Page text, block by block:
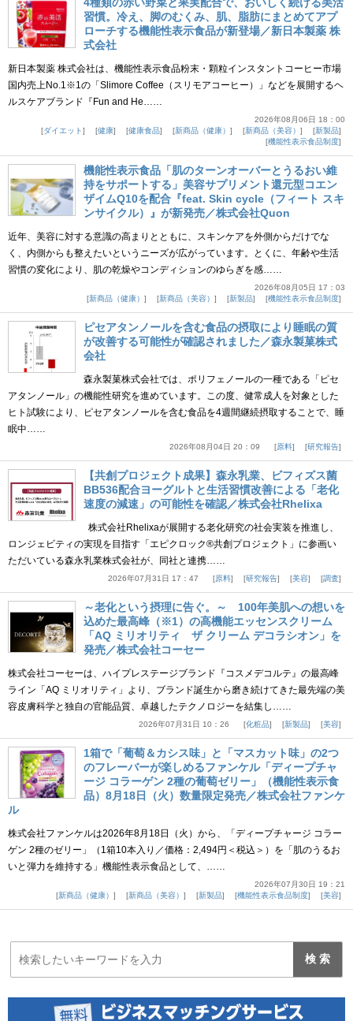
習慣。冷え、脚のむくみ、肌、脂肪にまとめてアプ
ローチする機能性表示食品が新登場／新日本製薬 株
式会社
新日本製薬 株式会社は、機能性表示食品粉末・顆粒インスタントコーヒー市場
国内売上No.1※1の「Slimore Coffee（スリモアコーヒー）」などを展開するヘ
ルスケアブランド『Fun and He……
2026年08月06日 18：00
ダイエット
健康 健康食品 新商品（健康） 新商品（美容）
新製品
機能性表示食品制度
機能性表示食品「肌のターンオーバーとうるおい維
持をサポートする」美容サプリメント還元型コエン
ザイムQ10を配合『feat. Skin cycle（フィート スキ
ンサイクル）』が新発売／株式会社Quon
近年、美容に対する意識の高まりとともに、スキンケアを外側からだけでな
く、内側からも整えたいというニーズが広がっています。とくに、年齢や生活
習慣の変化により、肌の乾燥やコンディションのゆらぎを感……
2026年08月05日 17：03
新商品（健康）
新商品（美容） 新製品 機能性表示食品制度
ピセアタンノールを含む食品の摂取により睡眠の質
が改善する可能性が確認されました／森永製菓株式
会社
森永製菓株式会社では、ポリフェノールの一種である「ピセ
アタンノール」の機能性研究を進めています。この度、健常成人を対象とした
ヒト試験により、ピセアタンノールを含む食品を4週間継続摂取することで、睡
眠中……
2026年08月04日 20：09 原料 研究報告
【共創プロジェクト成果】森永乳業、ビフィズス菌
BB536配合ヨーグルトと生活習慣改善による「老化
速度の減速」の可能性を確認／株式会社Rhelixa
株式会社Rhelixaが展開する老化研究の社会実装を推進し、
ロンジェビティの実現を目指す「エピクロック®共創プロジェクト」に参画い
ただいている森永乳業株式会社が、同社と連携……
2026年07月31日 17：47 原料 研究報告 美容 調査
～老化という摂理に告ぐ。～ 100年美肌への想いを
込めた最高峰（※1）の高機能エッセンスクリーム
「AQ ミリオリティ ザ クリーム デコラシオン」を
発売／株式会社コーセー
株式会社コーセーは、ハイプレステージブランド『コスメデコルテ』の最高峰
ライン「AQ ミリオリティ」より、ブランド誕生から磨き続けてきた最先端の美
容皮膚科学と独自の官能品質、卓越したテクノロジーを結集し……
2026年07月31日 10：26 化粧品 新製品 美容
1箱で「葡萄＆カシス味」と「マスカット味」の2つ
のフレーバーが楽しめるファンケル「ディープチャ
ージ コラーゲン 2種の葡萄ゼリー」（機能性表示食
品）8月18日（火）数量限定発売／株式会社ファンケ
ル
株式会社ファンケルは2026年8月18日（火）から、「ディープチャージ コラー
ゲン 2種のゼリー」（1箱10本入り／価格：2,494円＜税込＞）を「肌のうるお
いと弾力を維持する」機能性表示食品として、……
2026年07月30日 19：21
新商品（健康）
新商品（美容） 新製品 機能性表示食品制度 美容